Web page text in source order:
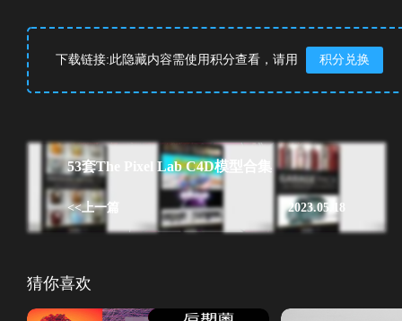
下载链接:此隐藏内容需使用积分查看，请用 积分兑换
53套The Pixel Lab C4D模型合集
2023.05.18
<<上一篇
猜你喜欢